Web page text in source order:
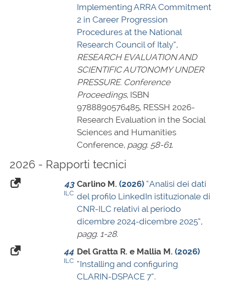
Implementing ARRA Commitment
2 in Career Progression
Procedures at the National
Research Council of Italy”,
RESEARCH EVALUATION AND
SCIENTIFIC AUTONOMY UNDER
PRESSURE. Conference
Proceedings, ISBN
9788890576485, RESSH 2026-
Research Evaluation in the Social
Sciences and Humanities
Conference, pagg. 58-61.
2026 - Rapporti tecnici
43
ILC
Carlino M. (2026) “Analisi dei dati
del profilo LinkedIn istituzionale di
CNR-ILC relativi al periodo
dicembre 2024-dicembre 2025”,
pagg. 1-28.
44
ILC
Del Gratta R. e Mallia M. (2026)
“Installing and configuring
CLARIN-DSPACE 7”.